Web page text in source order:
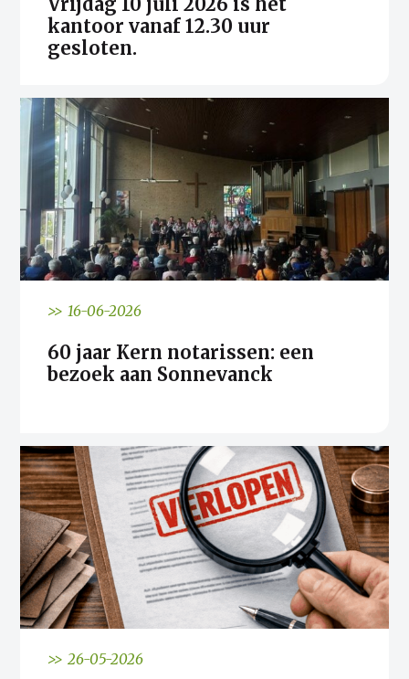
kantoor vanaf 12.30 uur
gesloten.
>> 16-06-2026
60 jaar Kern notarissen: een
bezoek aan Sonnevanck
>> 26-05-2026